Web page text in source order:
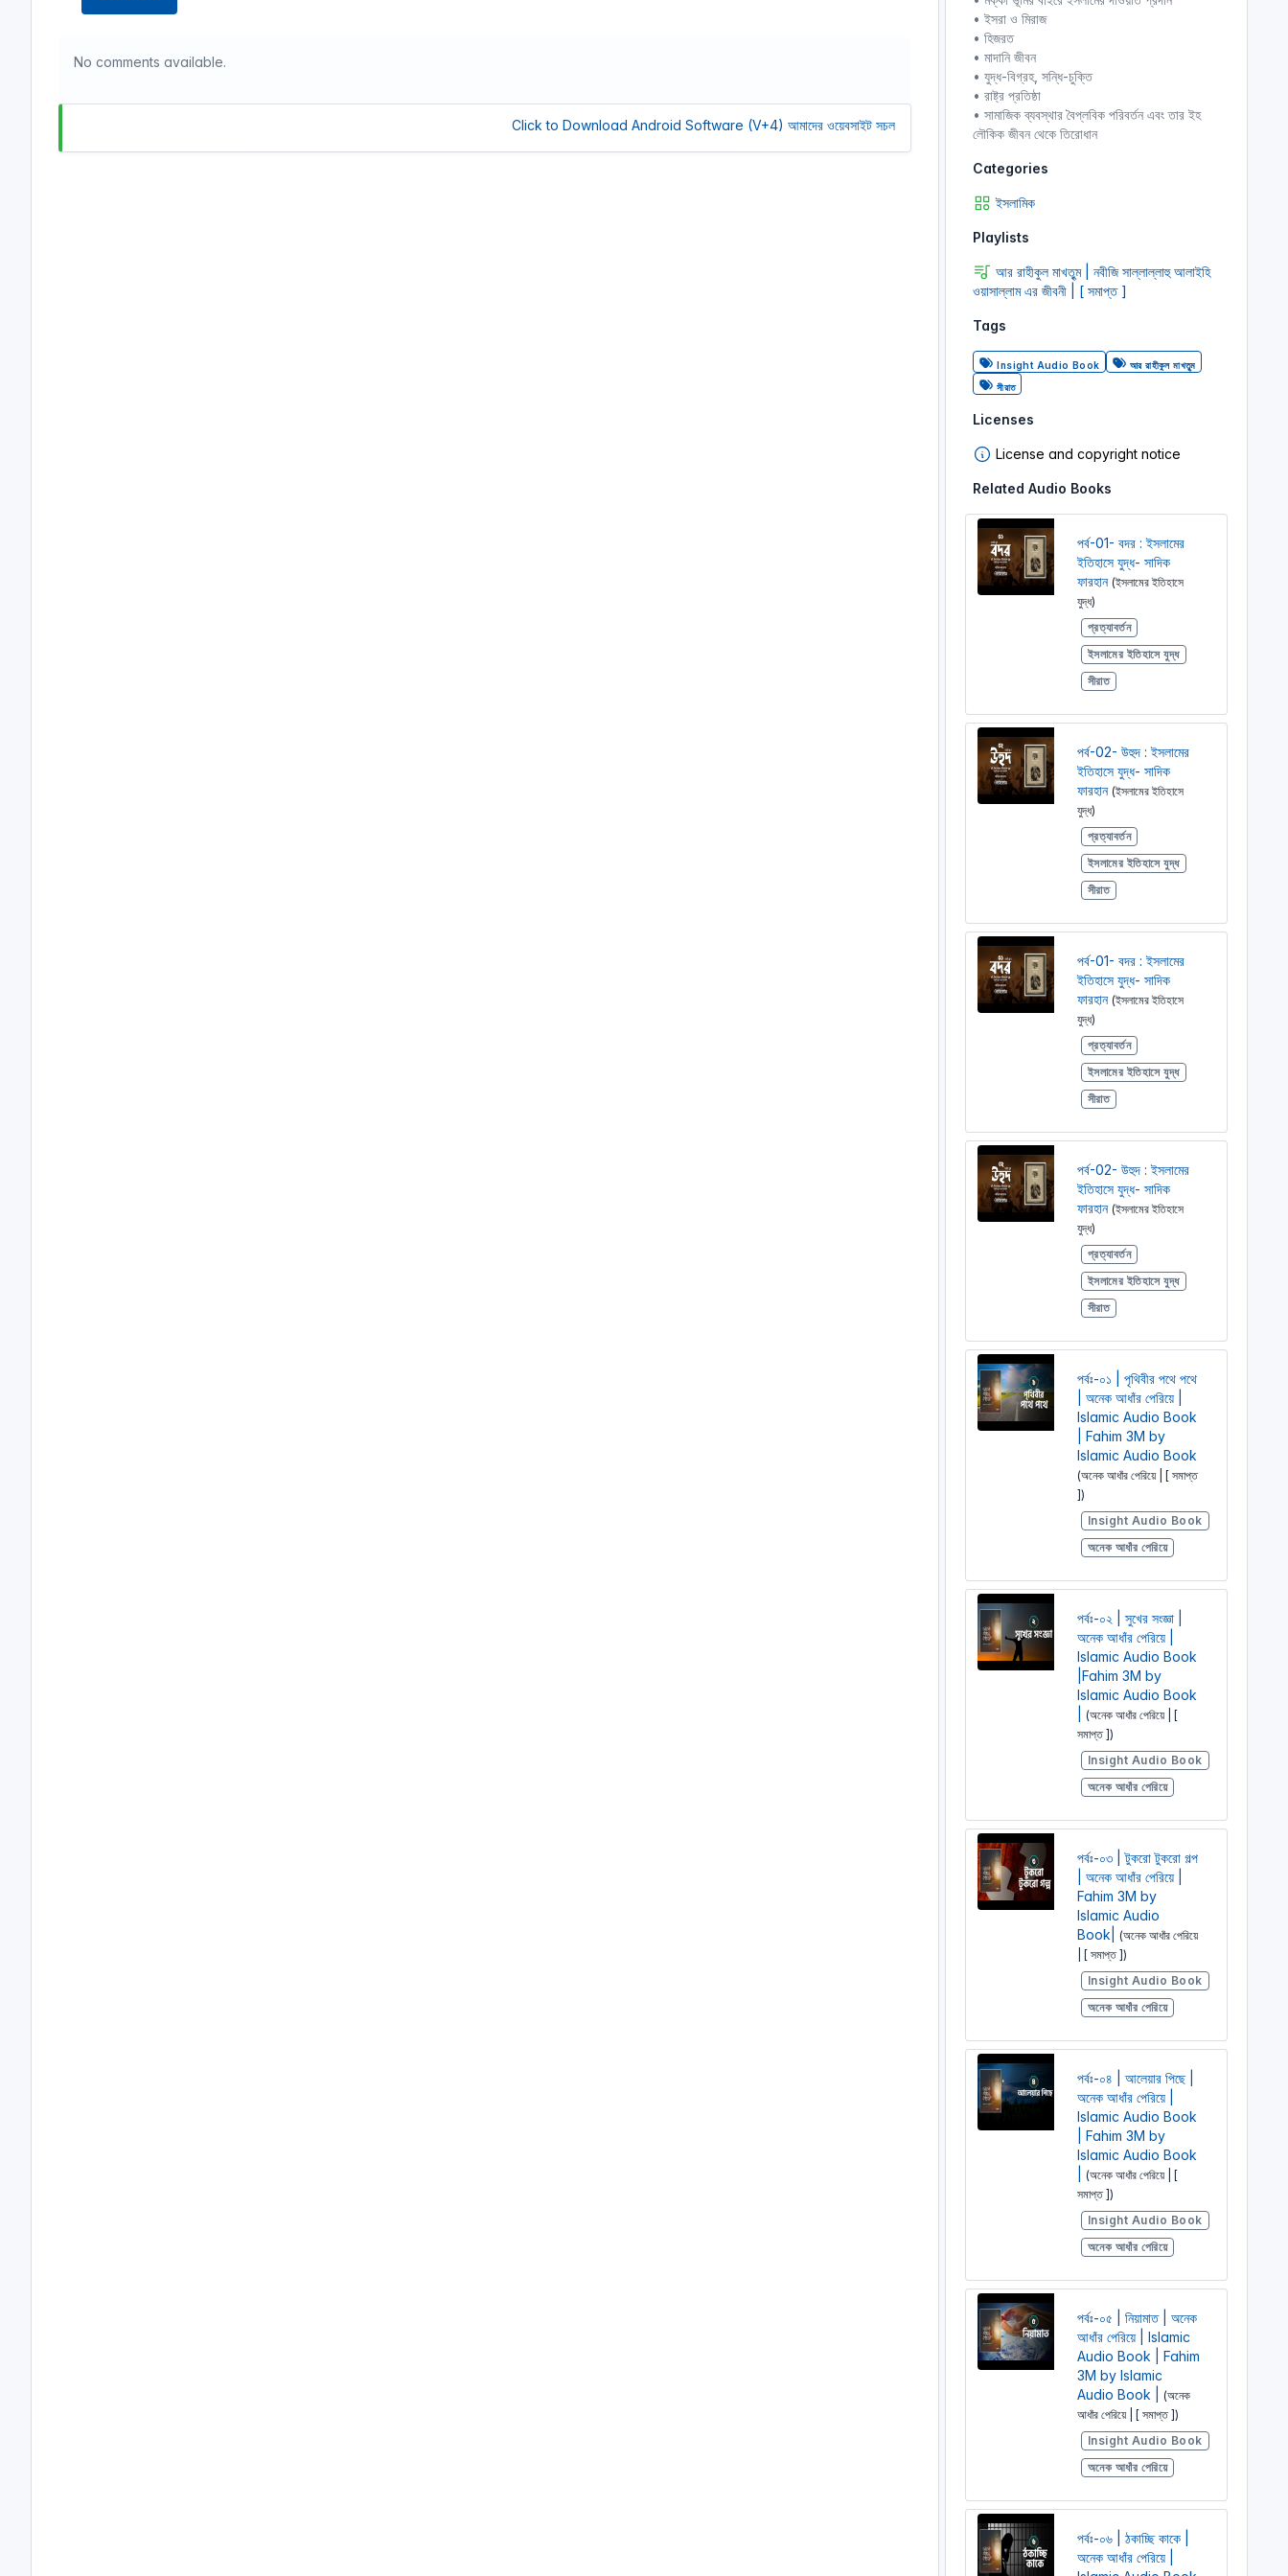
No comments available.
Click to Download Android Software (V+4) আমাদের ওয়েবসাইট সচল রাখতে আমাদের অর্থ সাহায্য করুন। আমরা একটি অলাভজনক ওয়েবসাইট, আমরা ওয়েবসাইট
• ইসরা ও মিরাজ
• হিজরত
• মাদানি জীবন
• যুদ্ধ-বিগ্রহ, সন্ধি-চুক্তি
• রাষ্ট্র প্রতিষ্ঠা
• সামাজিক ব্যবস্থার বৈপ্লবিক পরিবর্তন এবং তার ইহ
লৌকিক জীবন থেকে তিরোধান
Categories
ইসলামিক
Playlists
আর রাহীকুল মাখতুৃম | নবীজি সাল্লাল্লাহু আলাইহি
ওয়াসাল্লাম এর জীবনী | [ সমাপ্ত ]
Tags
Insight Audio Book
আর রাহীকুল মাখতুৃম
সীরাত
Licenses
License and copyright notice
Related Audio Books
পর্ব-01- বদর : ইসলামের
ইতিহাসে যুদ্ধ- সাদিক
ফারহান (ইসলামের ইতিহাসে
যুদ্ধ)
প্রত্যাবর্তন
ইসলামের ইতিহাসে যুদ্ধ
সীরাত
পর্ব-02- উহুদ : ইসলামের
ইতিহাসে যুদ্ধ- সাদিক
ফারহান (ইসলামের ইতিহাসে
যুদ্ধ)
প্রত্যাবর্তন
ইসলামের ইতিহাসে যুদ্ধ
সীরাত
পর্ব-01- বদর : ইসলামের
ইতিহাসে যুদ্ধ- সাদিক
ফারহান (ইসলামের ইতিহাসে
যুদ্ধ)
প্রত্যাবর্তন
ইসলামের ইতিহাসে যুদ্ধ
সীরাত
পর্ব-02- উহুদ : ইসলামের
ইতিহাসে যুদ্ধ- সাদিক
ফারহান (ইসলামের ইতিহাসে
যুদ্ধ)
প্রত্যাবর্তন
ইসলামের ইতিহাসে যুদ্ধ
সীরাত
পর্বঃ-০১ | পৃথিবীর পথে পথে
| অনেক আধাঁর পেরিয়ে |
Islamic Audio Book
| Fahim 3M by
Islamic Audio Book
(অনেক আধাঁর পেরিয়ে | [ সমাপ্ত
])
Insight Audio Book
অনেক আধাঁর পেরিয়ে
পর্বঃ-০২ | সুখের সংজ্ঞা |
অনেক আধাঁর পেরিয়ে |
Islamic Audio Book
|Fahim 3M by
Islamic Audio Book
(অনেক আধাঁর পেরিয়ে | [
সমাপ্ত ])
Insight Audio Book
অনেক আধাঁর পেরিয়ে
পর্বঃ-০৩ | টুকরো টুকরো গল্প
| অনেক আধাঁর পেরিয়ে |
Fahim 3M by
Islamic Audio
Book|
(অনেক আধাঁর পেরিয়ে
| [ সমাপ্ত ])
Insight Audio Book
অনেক আধাঁর পেরিয়ে
পর্বঃ-০৪ | আলেয়ার পিছে |
অনেক আধাঁর পেরিয়ে |
Islamic Audio Book
| Fahim 3M by
Islamic Audio Book
(অনেক আধাঁর পেরিয়ে | [
সমাপ্ত ])
Insight Audio Book
অনেক আধাঁর পেরিয়ে
পর্বঃ-০৫ | নিয়ামাত | অনেক
আধাঁর পেরিয়ে | Islamic
Audio Book | Fahim
3M by Islamic
Audio Book |
(অনেক
আধাঁর পেরিয়ে | [ সমাপ্ত ])
Insight Audio Book
অনেক আধাঁর পেরিয়ে
পর্বঃ-০৬ | ঠকাচ্ছি কাকে |
অনেক আধাঁর পেরিয়ে |